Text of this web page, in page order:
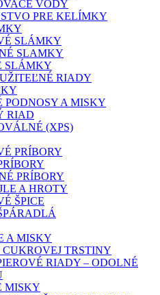
VODY
PRE KELÍMKY
SLÁMKY
SLAMKY
SLÁMKY
RIADY
A MISKY
RIAD
(XPS)
PRÍBORY
PRÍBORY
A HROTY
ŠPICE
A MISKY
TRSTINY
RIADY – ODOLNÉ
MISKY